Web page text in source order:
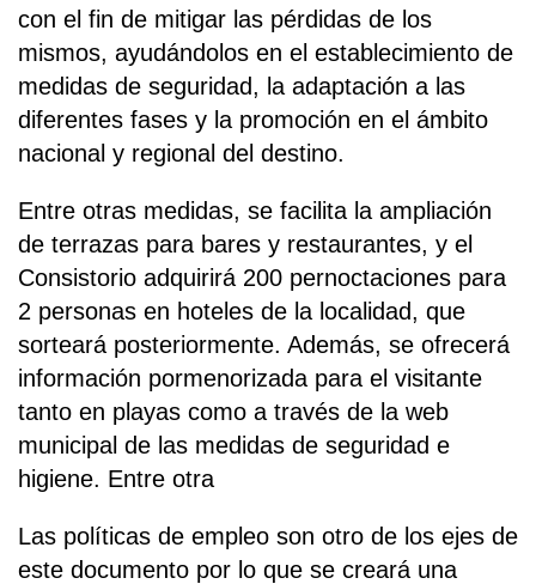
con el fin de mitigar las pérdidas de los
mismos, ayudándolos en el establecimiento de
medidas de seguridad, la adaptación a las
diferentes fases y la promoción en el ámbito
nacional y regional del destino.
Entre otras medidas, se facilita la ampliación
de terrazas para bares y restaurantes, y el
Consistorio adquirirá 200 pernoctaciones para
2 personas en hoteles de la localidad, que
sorteará posteriormente. Además, se ofrecerá
información pormenorizada para el visitante
tanto en playas como a través de la web
municipal de las medidas de seguridad e
higiene. Entre otra
Las políticas de empleo son otro de los ejes de
este documento por lo que se creará una